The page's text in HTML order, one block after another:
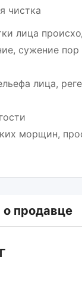
чистка
лица
сужение пор
лица,
морщин,
продавце